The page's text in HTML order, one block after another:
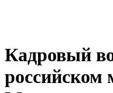
Кадровый
российском